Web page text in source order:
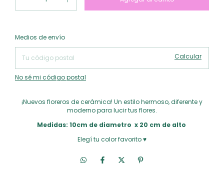
Entregas para el CP:
Medios de envío
Calcular
No sé mi código postal
¡Nuevos floreros de cerámica! Un estilo hermoso, diferente y
moderno para lucir tus flores.
Medidas: 10cm de diametro x 20 cm de alto
Elegí tu color favorito ♥